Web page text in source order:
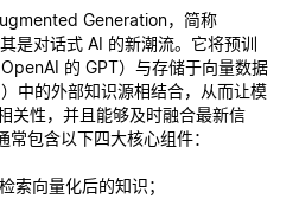
Generation，简称
是对话式 AI 的新潮流。它将预训
的 GPT）与存储于向量数据
）中的外部知识源相结合，从而让模
关性，并且能够及时融合最新信
包含以下四大核心组件：
索向量化后的知识；